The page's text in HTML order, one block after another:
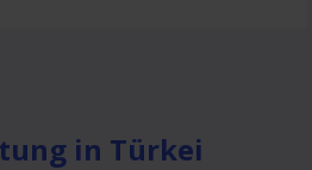
in Türkei